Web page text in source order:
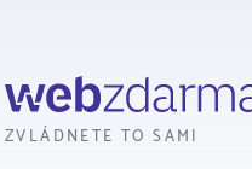
ZVLÁDNETE TO SAMI